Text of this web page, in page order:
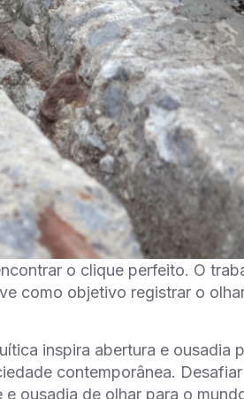
o clique perfeito. O
como objetivo registrar o
inspira abertura e ousadia
contemporânea.
ousadia de olhar para o